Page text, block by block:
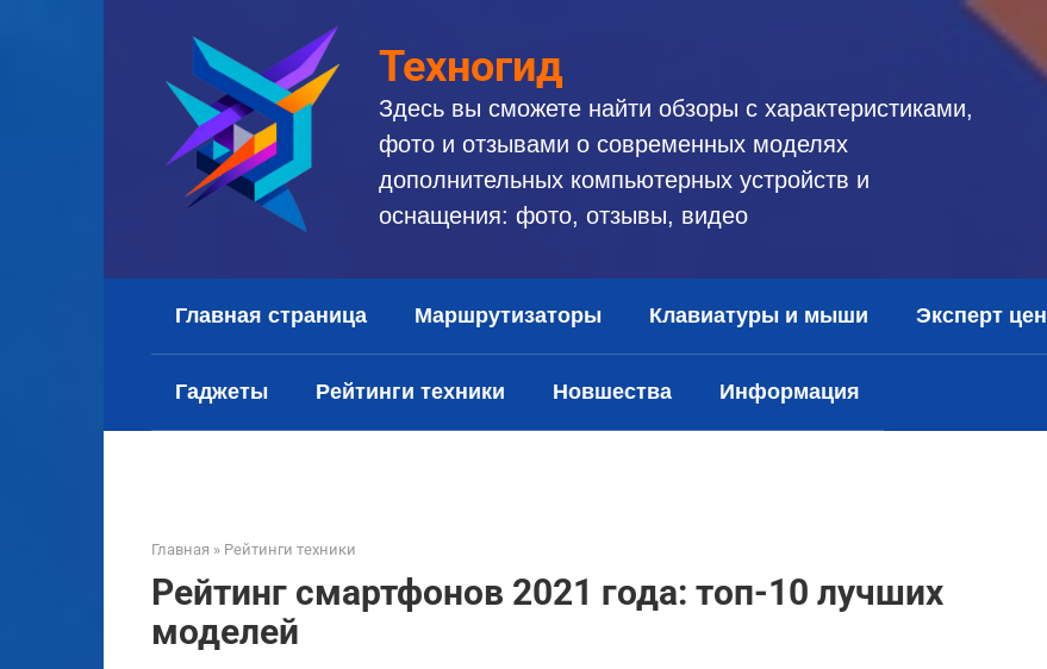
Техногид
Здесь вы сможете найти обзоры с характеристиками,
фото и отзывами о современных моделях
дополнительных компьютерных устройств и
оснащения: фото, отзывы, видео
Главная страница Маршрутизаторы Клавиатуры и мыши Эксперт цен
Гаджеты Рейтинги техники Новшества Информация
Главная » Рейтинги техники
Рейтинг смартфонов 2021 года: топ-10 лучших
моделей